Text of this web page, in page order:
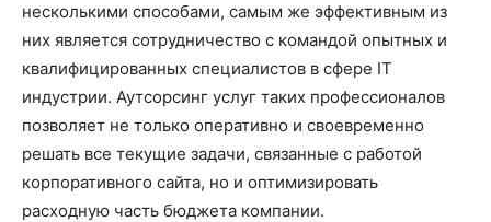
несколькими способами, самым же эффективным из
них является сотрудничество с командой опытных и
квалифицированных специалистов в сфере IT
индустрии. Аутсорсинг услуг таких профессионалов
позволяет не только оперативно и своевременно
решать все текущие задачи, связанные с работой
корпоративного сайта, но и оптимизировать
расходную часть бюджета компании.